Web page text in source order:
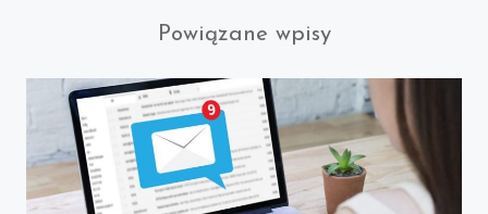
Powiązane wpisy